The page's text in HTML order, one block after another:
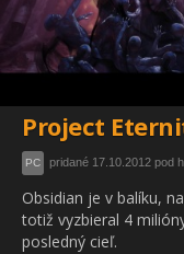
Project
PC pridané 17.10.2012 pod
Obsidian je v balíku,
totiž vyzbieral 4
posledný cieľ.